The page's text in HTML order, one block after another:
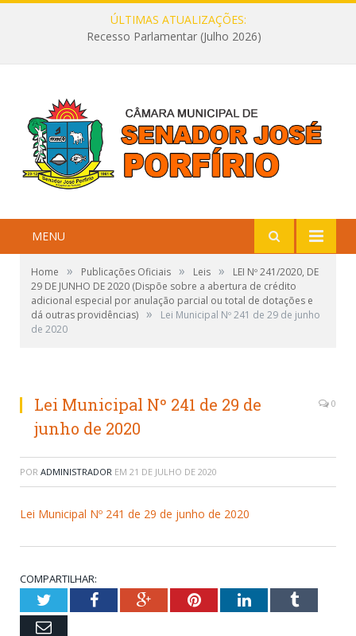
ÚLTIMAS ATUALIZAÇÕES:
Recesso Parlamentar (Julho 2026)
MENU
Home » Publicações Oficiais » Leis »
LEI Nº 241/2020, DE
29 DE JUNHO DE 2020 (Dispõe sobre a abertura de crédito
adicional especial por anulação parcial ou total de dotações e
dá outras providências) »
Lei Municipal Nº 241 de 29 de junho
de 2020
Lei Municipal Nº 241 de 29 de
junho de 2020
0
POR ADMINISTRADOR EM 21 DE JULHO DE 2020
Lei Municipal Nº 241 de 29 de junho de 2020
COMPARTILHAR:
TwitterFacebookGoogle+PinterestLinkedInTumblr
Email